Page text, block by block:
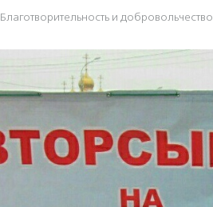
Благотвори­тель­ность и доброволь­чест­во